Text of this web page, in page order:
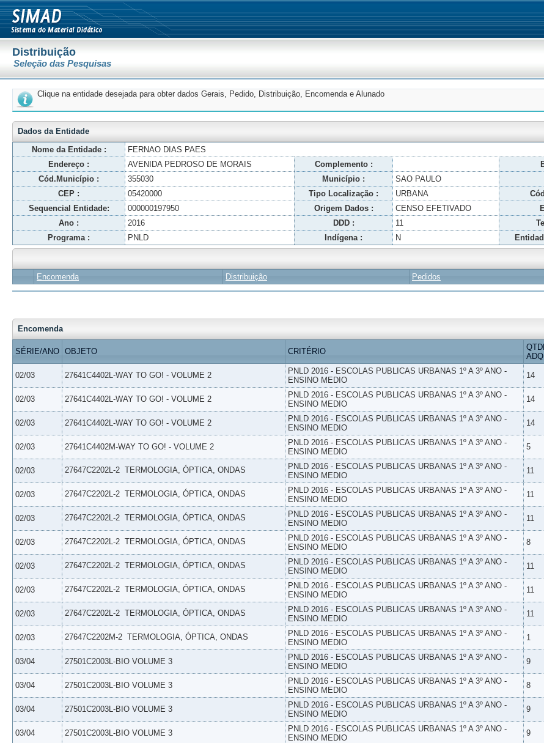
Distribuição
Seleção das Pesquisas
Clique na entidade desejada para obter dados Gerais, Pedido, Distribuição, Encomenda e Alunado
Dados da Entidade
Nome da Entidade :
FERNAO DIAS PAES
Endereço :
AVENIDA PEDROSO DE MORAIS Complemento :
Cód.Município :
355030 Município : SAO PAULO
CEP :
05420000 Tipo Localização : URBANA
Sequencial Entidade:
000000197950 Origem Dados : CENSO EFETIVADO
Ano :
2016 DDD : 11
Programa :
PNLD Indígena : N
Encomenda Distribuição Pedidos
Encomenda
SÉRIE/ANO OBJETO CRITÉRIO
02/03 27641C4402L-WAY TO GO! - VOLUME 2
PNLD 2016 - ESCOLAS PUBLICAS URBANAS 1º A 3º ANO -
ENSINO MEDIO
14
02/03 27641C4402L-WAY TO GO! - VOLUME 2
PNLD 2016 - ESCOLAS PUBLICAS URBANAS 1º A 3º ANO -
ENSINO MEDIO
14
02/03 27641C4402L-WAY TO GO! - VOLUME 2
PNLD 2016 - ESCOLAS PUBLICAS URBANAS 1º A 3º ANO -
ENSINO MEDIO
14
02/03 27641C4402M-WAY TO GO! - VOLUME 2
PNLD 2016 - ESCOLAS PUBLICAS URBANAS 1º A 3º ANO -
ENSINO MEDIO
5
02/03 27647C2202L-2  TERMOLOGIA, ÓPTICA, ONDAS
PNLD 2016 - ESCOLAS PUBLICAS URBANAS 1º A 3º ANO -
ENSINO MEDIO
11
02/03 27647C2202L-2  TERMOLOGIA, ÓPTICA, ONDAS
PNLD 2016 - ESCOLAS PUBLICAS URBANAS 1º A 3º ANO -
ENSINO MEDIO
11
02/03 27647C2202L-2  TERMOLOGIA, ÓPTICA, ONDAS
PNLD 2016 - ESCOLAS PUBLICAS URBANAS 1º A 3º ANO -
ENSINO MEDIO
11
02/03 27647C2202L-2  TERMOLOGIA, ÓPTICA, ONDAS
PNLD 2016 - ESCOLAS PUBLICAS URBANAS 1º A 3º ANO -
ENSINO MEDIO
8
02/03 27647C2202L-2  TERMOLOGIA, ÓPTICA, ONDAS
PNLD 2016 - ESCOLAS PUBLICAS URBANAS 1º A 3º ANO -
ENSINO MEDIO
11
02/03 27647C2202L-2  TERMOLOGIA, ÓPTICA, ONDAS
PNLD 2016 - ESCOLAS PUBLICAS URBANAS 1º A 3º ANO -
ENSINO MEDIO
11
02/03 27647C2202L-2  TERMOLOGIA, ÓPTICA, ONDAS
PNLD 2016 - ESCOLAS PUBLICAS URBANAS 1º A 3º ANO -
ENSINO MEDIO
11
02/03 27647C2202M-2  TERMOLOGIA, ÓPTICA, ONDAS
PNLD 2016 - ESCOLAS PUBLICAS URBANAS 1º A 3º ANO -
ENSINO MEDIO
1
03/04 27501C2003L-BIO VOLUME 3
PNLD 2016 - ESCOLAS PUBLICAS URBANAS 1º A 3º ANO -
ENSINO MEDIO
9
03/04 27501C2003L-BIO VOLUME 3
PNLD 2016 - ESCOLAS PUBLICAS URBANAS 1º A 3º ANO -
ENSINO MEDIO
8
03/04 27501C2003L-BIO VOLUME 3
PNLD 2016 - ESCOLAS PUBLICAS URBANAS 1º A 3º ANO -
ENSINO MEDIO
9
03/04 27501C2003L-BIO VOLUME 3
PNLD 2016 - ESCOLAS PUBLICAS URBANAS 1º A 3º ANO -
ENSINO MEDIO
9